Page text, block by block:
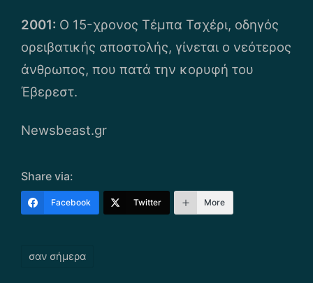
2001: O 15-χρονος Τέμπα Τσχέρι, οδηγός
ορειβατικής αποστολής, γίνεται ο νεότερος
άνθρωπος, που πατά την κορυφή του
Έβερεστ.
Newsbeast.gr
Share via:
Facebook Twitter More
σαν σήμερα